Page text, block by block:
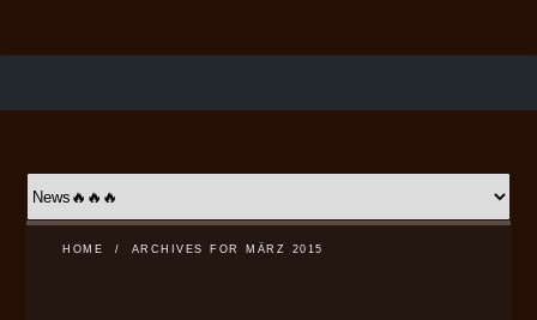
HOME / ARCHIVES FOR MÄRZ 2015